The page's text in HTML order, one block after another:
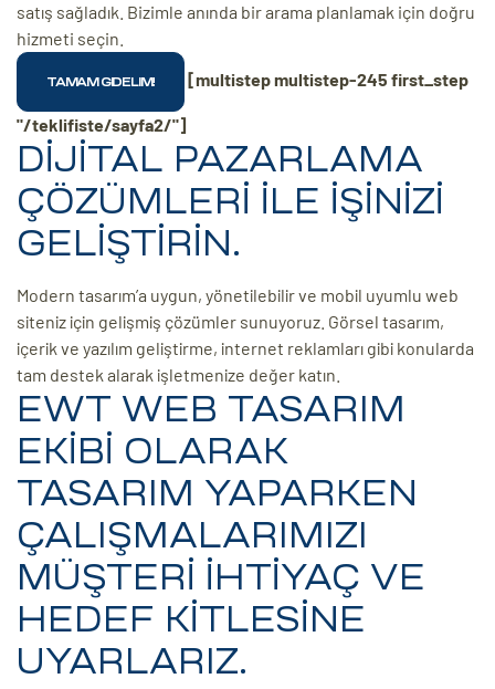
satış sağladık. Bizimle anında bir arama planlamak için doğru
hizmeti seçin.
[multistep multistep-245 first_step
"/teklifiste/sayfa2/"]
DİJİTAL PAZARLAMA
ÇÖZÜMLERİ İLE İŞİNİZİ
GELİŞTİRİN.
Modern tasarım’a uygun, yönetilebilir ve mobil uyumlu web
siteniz için gelişmiş çözümler sunuyoruz. Görsel tasarım,
içerik ve yazılım geliştirme, internet reklamları gibi konularda
tam destek alarak işletmenize değer katın.
EWT WEB TASARIM
EKİBİ OLARAK
TASARIM YAPARKEN
ÇALIŞMALARIMIZI
MÜŞTERİ İHTİYAÇ VE
HEDEF KİTLESİNE
UYARLARIZ.